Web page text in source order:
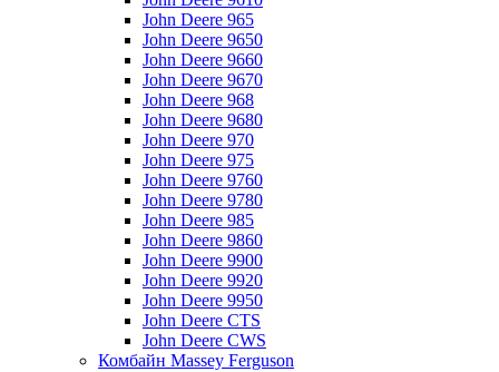
John Deere 965
John Deere 9650
John Deere 9660
John Deere 9670
John Deere 968
John Deere 9680
John Deere 970
John Deere 975
John Deere 9760
John Deere 9780
John Deere 985
John Deere 9860
John Deere 9900
John Deere 9920
John Deere 9950
John Deere CTS
John Deere CWS
Комбайн Massey Ferguson